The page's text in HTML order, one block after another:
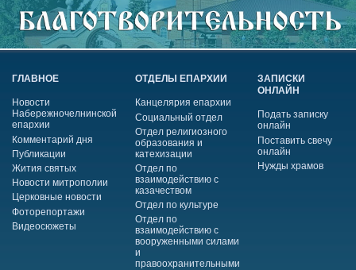
ГЛАВНОЕ
Новости
Набережночелнинской
епархии
Комментарий дня
Публикации
Жития святых
Новости митрополии
Церковные новости
Фоторепортажи
Видеосюжеты
ОТДЕЛЫ ЕПАРХИИ
Канцелярия епархии
Социальный отдел
Отдел религиозного
образования и
катехизации
Отдел по
взаимодействию с
казачеством
Отдел по культуре
Отдел по
взаимодействию с
вооруженными силами
и
правоохранительными
ЗАПИСКИ
ОНЛАЙН
Подать записку
онлайн
Поставить свечу
онлайн
Нужды храмов